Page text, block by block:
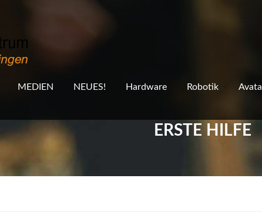
MEDIEN NEUES! Hardware Robotik
ERSTE HILFE